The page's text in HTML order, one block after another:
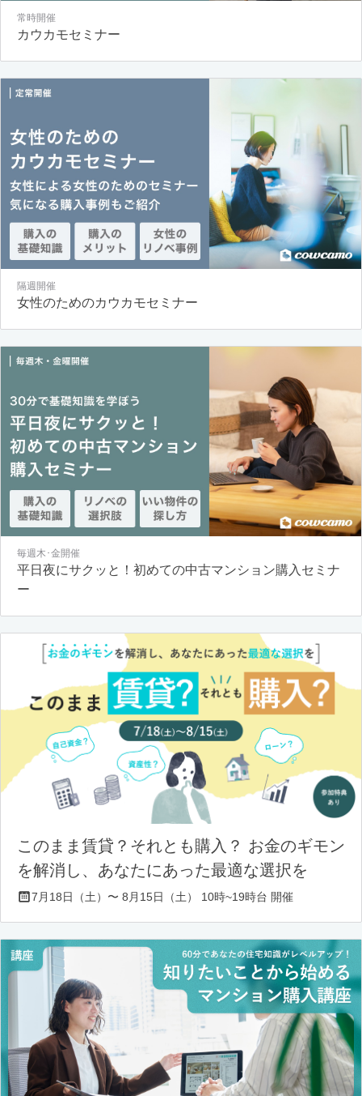
常時開催
カウカモセミナー
隔週開催
女性のためのカウカモセミナー
毎週木･金開催
平日夜にサクッと！初めての中古マンション購入セミナ
ー
このまま賃貸？それとも購入？ お金のギモン
を解消し、あなたにあった最適な選択を
7月18日（土）〜 8月15日（土） 10時~19時台 開催